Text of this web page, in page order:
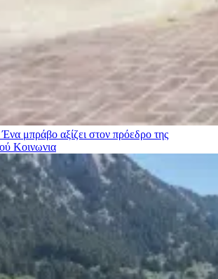
μπράβο αξίζει στον πρόεδρο της
Κοινωνια